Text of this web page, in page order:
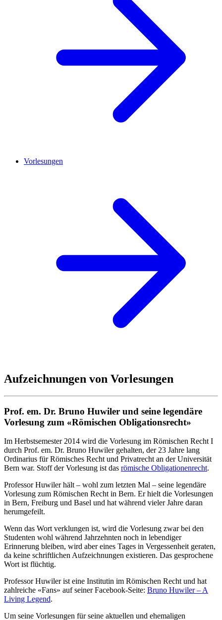
Vorlesungen
Aufzeichnungen von Vorlesungen
Prof. em. Dr. Bruno Huwiler und seine legendäre
Vorlesung zum «Römischen Obligationsrecht»
Im Herbstsemester 2014 wird die Vorlesung im Römischen Recht I
durch Prof. em. Dr. Bruno Huwiler gehalten, der 23 Jahre lang
Ordinarius für Römisches Recht und Privatrecht an der Universität
Bern war. Stoff der Vorlesung ist das römische Obligationenrecht.
Professor Huwiler hält – wohl zum letzten Mal – seine legendäre
Vorlesung zum Römischen Recht in Bern. Er hielt die Vorlesungen
in Bern, Freiburg und Basel und hat während vieler Jahre daran
herumgefeilt.
Wenn das Wort verklungen ist, wird die Vorlesung zwar bei den
Studenten wohl während Jahrzehnten noch in lebendiger
Erinnerung bleiben, wird aber eines Tages in Vergessenheit geraten,
da keine schriftlichen Aufzeichnungen existieren. Das gesprochene
Wort ist flüchtig.
Professor Huwiler ist eine Institutin im Römischen Recht und hat
zahlreiche «Fans» auf seiner Facebook-Seite: Bruno Huwiler – A
Living Legend.
Um seine Vorlesungen für seine aktuellen und ehemaligen